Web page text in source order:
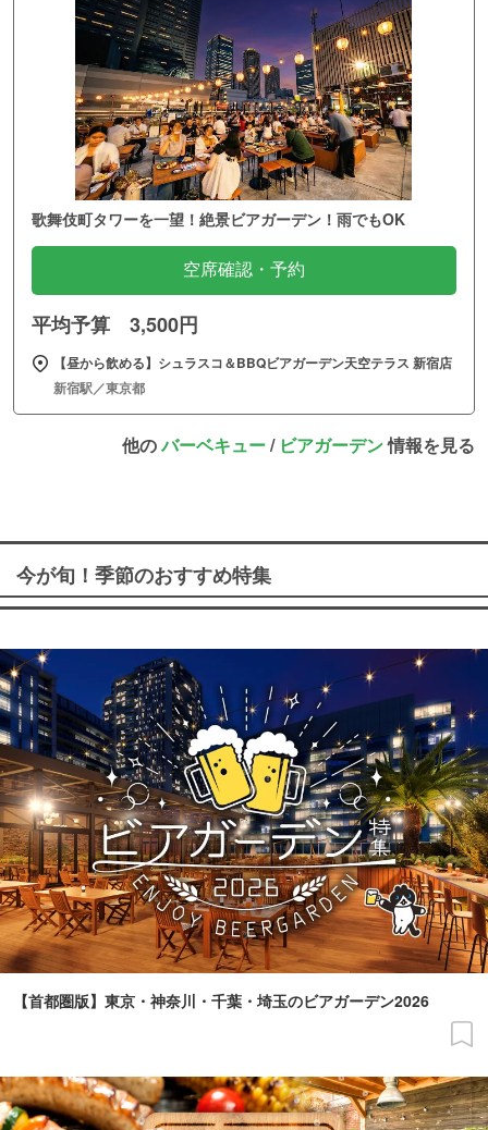
歌舞伎町タワーを一望！絶景ビアガーデン！雨でもOK
空席確認・予約
平均予算 3,500円
【昼から飲める】シュラスコ＆BBQビアガーデン天空テラス 新宿店
新宿駅／東京都
他のバーベキュー/ ビアガーデン情報を見る
今が旬！季節のおすすめ特集
【首都圏版】東京・神奈川・千葉・埼玉のビアガーデン2026